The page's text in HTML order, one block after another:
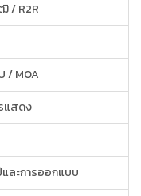
/ R2R
/ MOA
แสดง
ละการออกแบบ